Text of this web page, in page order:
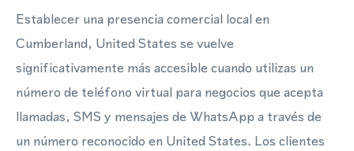
Establecer una presencia comercial local en
Cumberland, United States se vuelve
significativamente más accesible cuando utilizas un
número de teléfono virtual para negocios que acepta
llamadas, SMS y mensajes de WhatsApp a través de
un número reconocido en United States. Los clientes